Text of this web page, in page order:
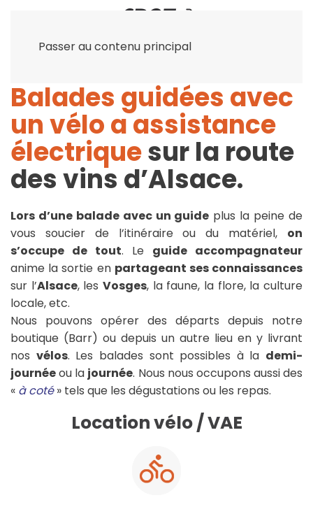
Passer au contenu principal
Balades guidées avec
un vélo a assistance
électriquesur la route
des vins d’Alsace.
Lors d’une balade avec un guide plus la peine de
vous soucier de l’itinéraire ou du matériel, on
s’occupe de tout. Le guide accompagnateur
anime la sortie en partageant ses connaissances
sur l’Alsace, lesVosges, la faune, la flore, la culture
locale, etc.
Nous pouvons opérer des départs depuis notre
boutique (Barr) ou depuis un autre lieu en y livrant
nos vélos. Les balades sont possibles à la demi-
journéeou la journée. Nous nous occupons aussi des
« à coté» tels que les dégustations ou les repas.
Location vélo / VAE